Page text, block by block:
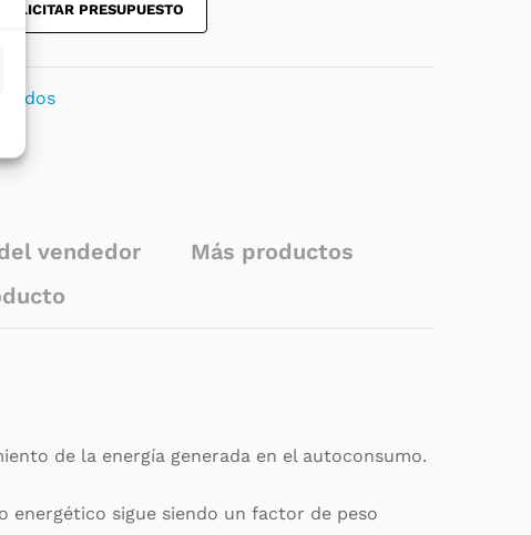
SOLICITAR PRESUPUESTO
vendedor
Más productos
de la energía generada en el autoconsumo.
energético sigue siendo un factor de peso